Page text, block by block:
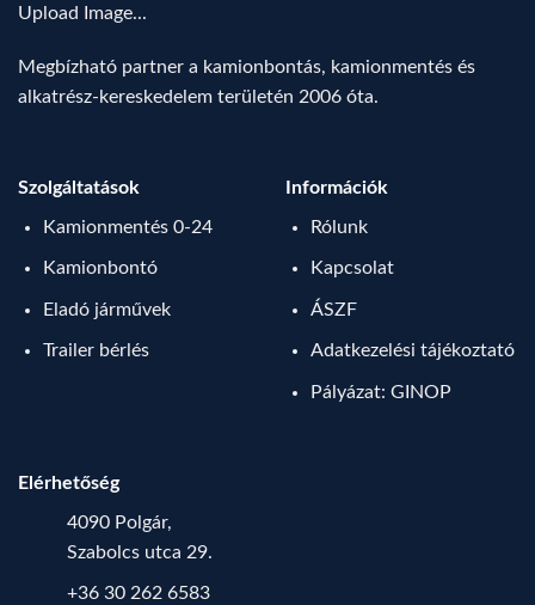
Upload Image...
Megbízható partner a kamionbontás, kamionmentés és
alkatrész-kereskedelem területén 2006 óta.
Szolgáltatások
Kamionmentés 0-24
Kamionbontó
Eladó járművek
Trailer bérlés
Információk
Rólunk
Kapcsolat
ÁSZF
Adatkezelési tájékoztató
Pályázat: GINOP
Elérhetőség
4090 Polgár,
Szabolcs utca 29.
+36 30 262 6583